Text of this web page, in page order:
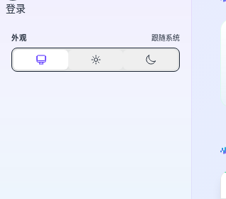
登录
外观 跟随系统